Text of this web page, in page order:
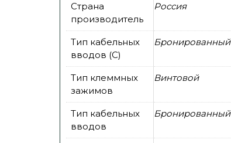
Страна
производитель
Россия
Тип кабельных
вводов (С)
Бронированный
Тип клеммных
зажимов
Винтовой
Тип кабельных
вводов
Бронированный